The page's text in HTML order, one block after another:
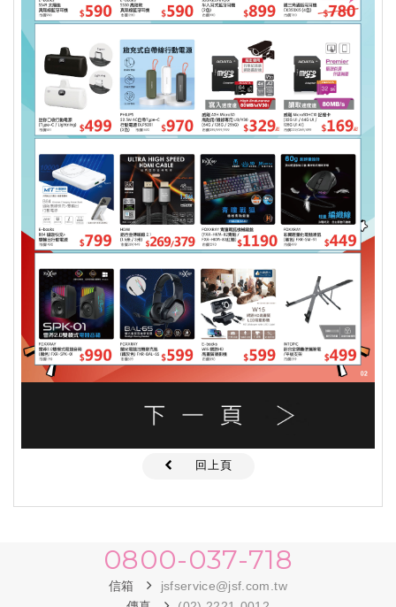
回上頁
0800-037-718
信箱
jsfservice@jsf.com.tw